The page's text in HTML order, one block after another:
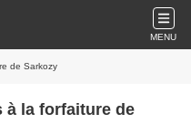
MENU
de Sarkozy
à la forfaiture de